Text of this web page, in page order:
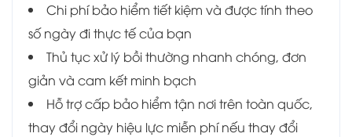
Chi phí bảo hiểm tiết kiệm và được tính theo
số ngày đi thực tế của bạn
Thủ tục xử lý bồi thường nhanh chóng, đơn
giản và cam kết minh bạch
Hỗ trợ cấp bảo hiểm tận nơi trên toàn quốc,
thay đổi ngày hiệu lực miễn phí nếu thay đổi